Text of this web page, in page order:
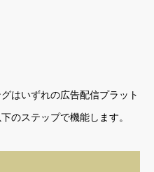
はいずれの広告配信プラット
のステップで機能します。